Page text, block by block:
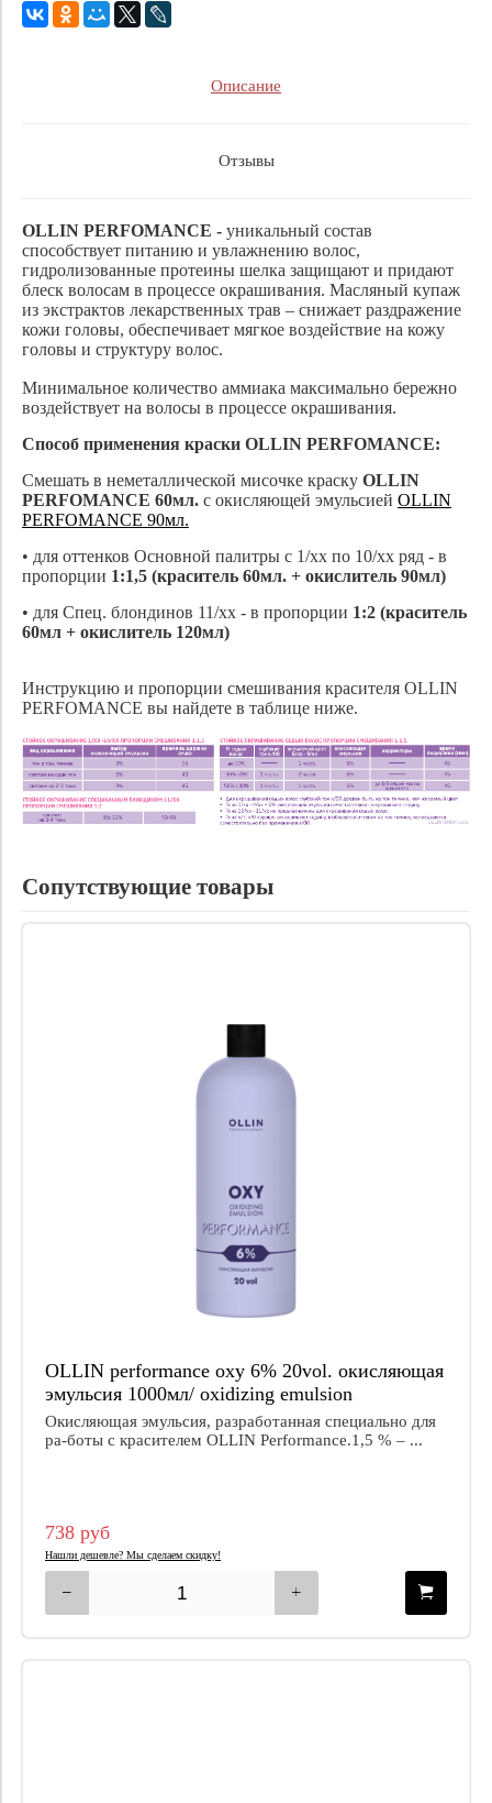
Описание
Отзывы
OLLIN PERFOMANCE - уникальный состав
способствует питанию и увлажнению волос,
гидролизованные протеины шелка защищают и придают
блеск волосам в процессе окрашивания. Масляный купаж
из экстрактов лекарственных трав – снижает раздражение
кожи головы, обеспечивает мягкое воздействие на кожу
головы и структуру волос.
Минимальное количество аммиака максимально бережно
воздействует на волосы в процессе окрашивания.
Способ применения краски OLLIN PERFOMANCE:
Смешать в неметаллической мисочке краску OLLIN
PERFOMANCE 60мл. с окисляющей эмульсией OLLIN
PERFOMANCE 90мл.
• для оттенков Основной палитры с 1/хх по 10/хх ряд - в
пропорции 1:1,5 (краситель 60мл. + окислитель 90мл)
• для Спец. блондинов 11/хх - в пропорции 1:2 (краситель
60мл + окислитель 120мл)
Инструкцию и пропорции смешивания красителя OLLIN
PERFOMANCE вы найдете в таблице ниже.
Сопутствующие товары
OLLIN performance oxy 6% 20vol. окисляющая
эмульсия 1000мл/ oxidizing emulsion
Окисляющая эмульсия, разработанная специально для
ра-боты с красителем OLLIN Performance.1,5 % – ...
738 руб
Нашли дешевле? Мы сделаем скидку!